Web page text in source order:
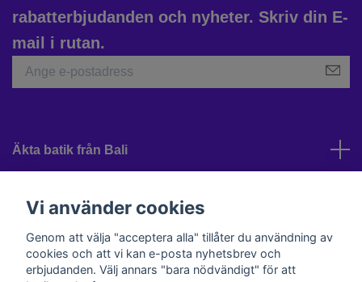
rabatterbjudanden och nyheter. Skriv din E-
mail i rutan.
Äkta batik från Bali
Sociala medier
Vi använder cookies
Genom att välja "acceptera alla" tillåter du användning av
cookies och att vi kan e-posta nyhetsbrev och
erbjudanden. Välj annars "bara nödvändigt" för att